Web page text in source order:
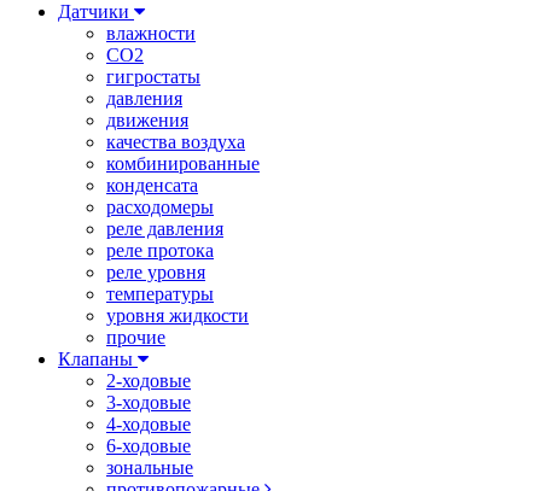
Датчики
влажности
CO2
гигростаты
давления
движения
качества воздуха
комбинированные
конденсата
расходомеры
реле давления
реле протока
реле уровня
температуры
уровня жидкости
прочие
Клапаны
2-ходовые
3-ходовые
4-ходовые
6-ходовые
зональные